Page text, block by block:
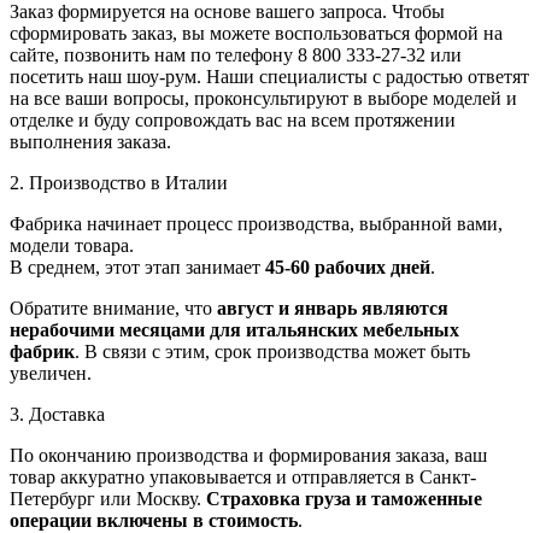
Заказ формируется на основе вашего запроса. Чтобы
сформировать заказ, вы можете воспользоваться формой на
сайте, позвонить нам по телефону 8 800 333-27-32 или
посетить наш шоу-рум. Наши специалисты с радостью ответят
на все ваши вопросы, проконсультируют в выборе моделей и
отделке и буду сопровождать вас на всем протяжении
выполнения заказа.
2. Производство в Италии
Фабрика начинает процесс производства, выбранной вами,
модели товара.
В среднем, этот этап занимает 45-60 рабочих дней.
Обратите внимание, что август и январь являются
нерабочими месяцами для итальянских мебельных
фабрик. В связи с этим, срок производства может быть
увеличен.
3. Доставка
По окончанию производства и формирования заказа, ваш
товар аккуратно упаковывается и отправляется в Санкт-
Петербург или Москву. Страховка груза и таможенные
операции включены в стоимость.